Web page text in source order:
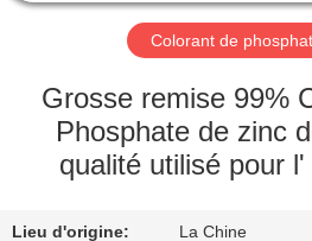
PROPOS
NOUS
Colorant de
Grosse remise 99%
Phosphate de zinc
qualité utilisé pour
Lieu d'origine: La Chine